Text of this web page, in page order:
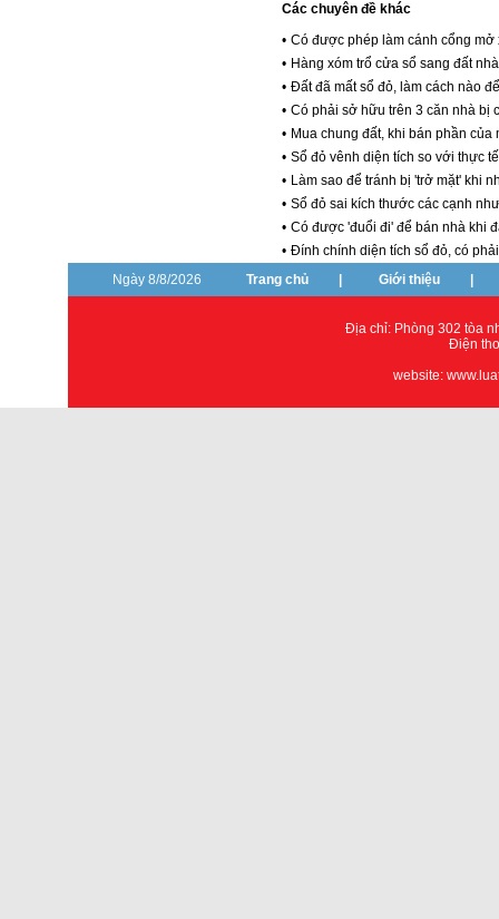
Các chuyên đề khác
• Có được phép làm cánh cổng
• Hàng xóm trổ cửa sổ sang đất
• Đất đã mất sổ đỏ, làm cách nào
• Có phải sở hữu trên 3 căn nhà bị
• Mua chung đất, khi bán phần
• Sổ đỏ vênh diện tích so với thực
• Làm sao để tránh bị 'trở mặt' khi
• Sổ đỏ sai kích thước các cạnh
• Có được 'đuổi đi' để bán nhà khi
• Đính chính diện tích sổ đỏ, có
Ngày 8/8/2026
Trang chủ Giới thiệu
Địa chỉ: Phòng 302 tòa
Điện
website: